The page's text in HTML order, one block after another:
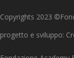
Copyrights 2023
progetto e sviluppo: